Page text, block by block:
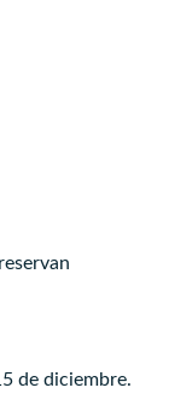
de diciembre.